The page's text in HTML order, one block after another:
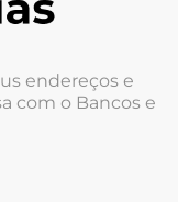
endereços e
com o Bancos e